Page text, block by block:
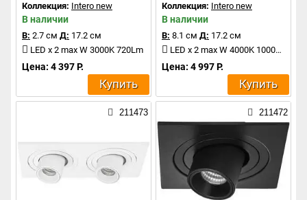
Коллекция: Intero new
В наличии
В: 2.7 см Д: 17.2 см
LED x 2 max W 3000K 720Lm
Цена: 4 397 Р.
Купить
Коллекция: Intero new
В наличии
В: 8.1 см Д: 17.2 см
LED x 2 max W 4000K 1000Lm
Цена: 4 997 Р.
Купить
211473 211472